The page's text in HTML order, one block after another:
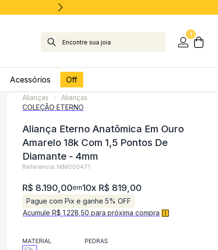
1
Acessórios Off
Alianças
Alianças
COLEÇÃO ETERNO
Aliança Eterno Anatômica Em Ouro
Amarelo 18k Com 1,5 Pontos De
Diamante - 4mm
Referencia: NIM000471
R$ 8.190,00em10x R$ 819,00
Pague com Pix e ganhe 5% OFF
Acumule R$ 1.228,50 para próxima compra
MATERIAL PEDRAS